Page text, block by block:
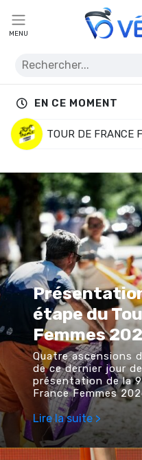
MENU
EN CE MOMENT
TOUR DE FRANCE
Velo 101 -
étape du
Femmes
Quatre ascensions
de ce dernier jour
présentation de la
France Femmes
Lire la suite >